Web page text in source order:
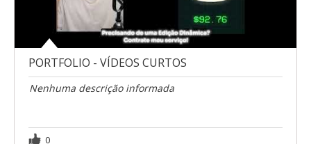
PORTFOLIO - VÍDEOS CURTOS
Nenhuma descrição informada
0